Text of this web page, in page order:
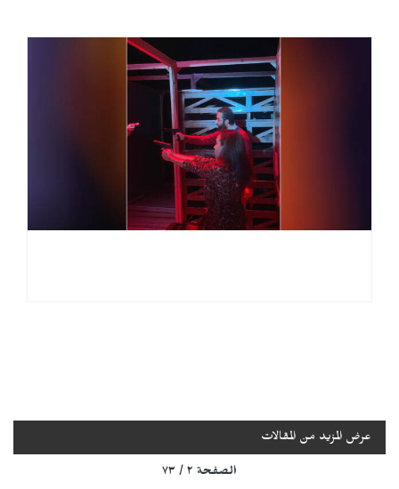
عرض المزيد من المقالات
الصفحة ٢ / ٧٣